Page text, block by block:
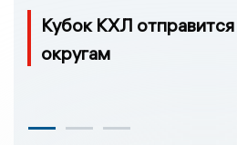
Кубок КХЛ отправится
округам